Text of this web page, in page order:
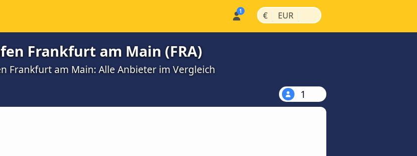
€ | EUR |
Frankfurt am Main (FRA)
Frankfurt am Main: Alle Anbieter im Vergleich
1